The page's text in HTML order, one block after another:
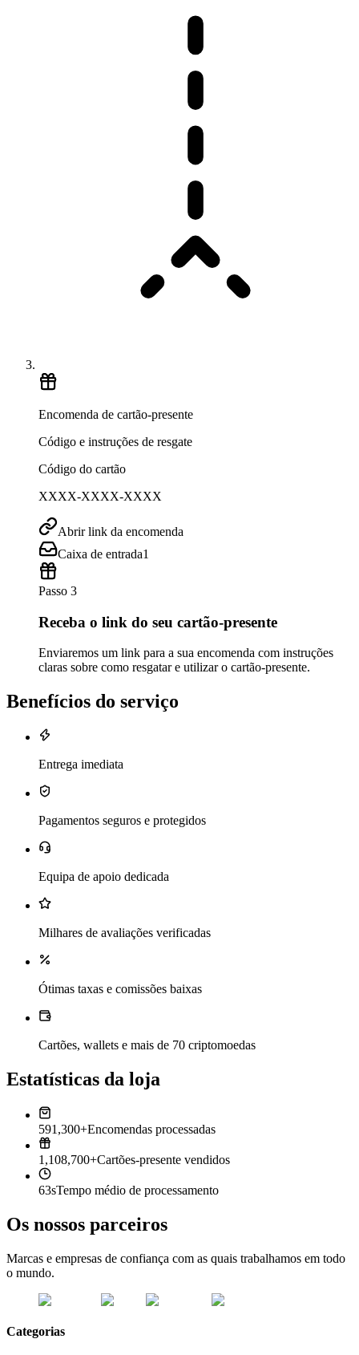
Encomenda de cartão-presente
Código e instruções de resgate
Código do cartão
XXXX-XXXX-XXXX
Abrir link da encomenda
Caixa de entrada1
Passo 3
Receba o link do seu cartão-presente
Enviaremos um link para a sua encomenda com instruções
claras sobre como resgatar e utilizar o cartão-presente.
Benefícios do serviço
Entrega imediata
Pagamentos seguros e protegidos
Equipa de apoio dedicada
Milhares de avaliações verificadas
Ótimas taxas e comissões baixas
Cartões, wallets e mais de 70 criptomoedas
Estatísticas da loja
591,300+Encomendas processadas
1,108,700+Cartões-presente vendidos
63sTempo médio de processamento
Os nossos parceiros
Marcas e empresas de confiança com as quais trabalhamos em todo
o mundo.
Categorias